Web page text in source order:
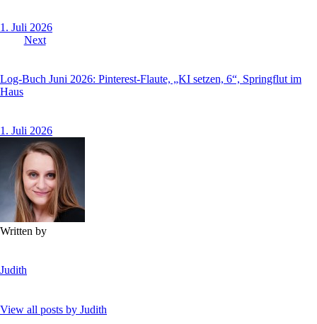
1. Juli 2026
Next
Log-Buch Juni 2026: Pinterest-Flaute, „KI setzen, 6“, Springflut im
Haus
1. Juli 2026
Written by
Judith
View all posts by Judith